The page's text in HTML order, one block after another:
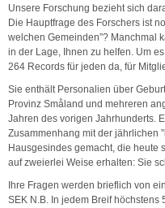
Unsere Forschung bezieht sich
Die Hauptfrage des Forschers ist
welchen Gemeinden”? Manchmal
in der Lage, Ihnen zu helfen. Um
264 Records für jeden da, für
Sie enthält Personalien über
Provinz Småland und mehreren
Jahren des vorigen Jahrhunderts.
Zusammenhang mit der jährlichen
Hausgesindes gemacht, die heute
auf zweierlei Weise erhalten: Sie
Ihre Fragen werden brieflich von
SEK N.B. In jedem Breif höchstens